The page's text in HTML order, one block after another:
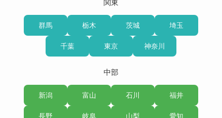
関東
群馬 栃木 茨城 埼玉
千葉 東京 神奈川
中部
新潟 富山 石川 福井
長野 岐阜 山梨 愛知